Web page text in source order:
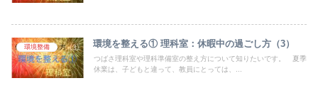
環境整備 環境を整える① 理科室：休暇中の過ごし方（3）
つばさ理科室や理科準備室の整え方について知りたいです。 夏季
休業は、子どもと違って、教員にとっては、...